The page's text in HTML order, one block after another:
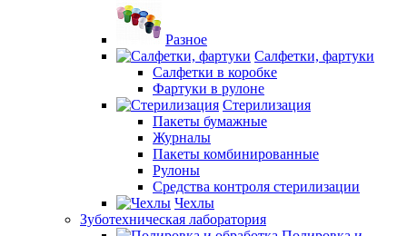
Разное
Салфетки, фартуки
Салфетки в коробке
Фартуки в рулоне
Стерилизация
Пакеты бумажные
Журналы
Пакеты комбинированные
Рулоны
Средства контроля стерилизации
Чехлы
Зуботехническая лаборатория